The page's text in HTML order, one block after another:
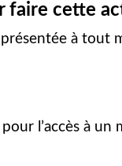
faire cette
à tout
l’accès à un